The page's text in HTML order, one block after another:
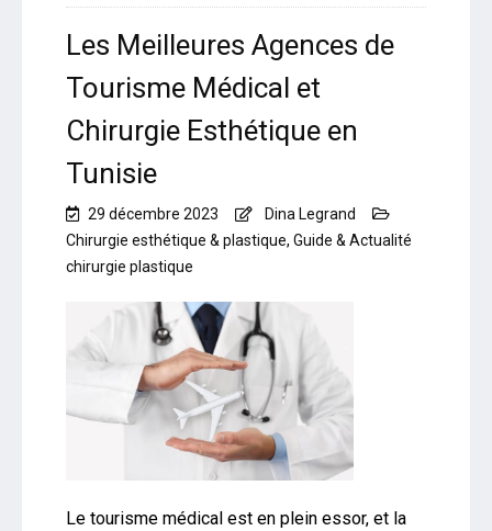
Les Meilleures Agences de
Tourisme Médical et
Chirurgie Esthétique en
Tunisie
29 décembre 2023
Dina Legrand
Chirurgie esthétique & plastique, Guide & Actualité
chirurgie plastique
Le tourisme médical est en plein essor, et la